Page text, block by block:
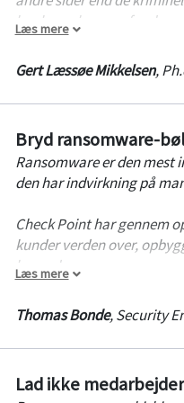
har konsekvenser for den
af persondata. Dette sker
økonomiske potentiale, der
Vi vil kigge lidt bredt på
Læs mere
Gert Læssøe Mikkelsen,
Bryd ransomware-
Ransomware er den mest
den har indvirkning på
Check Point har gennem
kunder verden over,
herunder ransomware.
Derudover arbejder vi
give enhver organisation
virksomheders LAN,
Læs mere
Thomas Bonde,Security
Lad ikke